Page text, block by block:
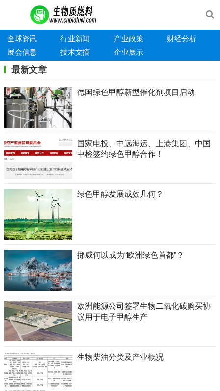
全球资讯 行业新闻 产业政策
财经分析
展会信息
技术文摘 企业展示
最新文章
德国绿色甲醇新型催化剂项目启动
国家电投、中远海运、上港集团、中国
中检签约绿色甲醇合作！
绿色甲醇发展成效几何？
挪威何以成为“欧洲绿色首都”？
欧洲能源公司签署生物二氧化碳购买协
议用于电子甲醇生产
生物柴油分类及产业概况